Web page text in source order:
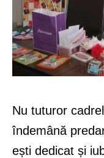
Nu tuturor
îndemână
ești dedicat și